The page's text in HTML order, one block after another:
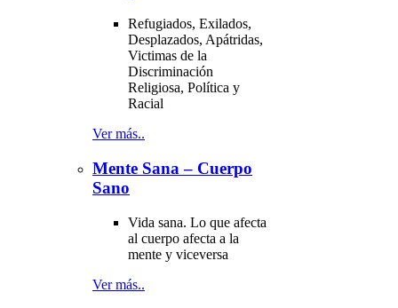
Refugiados, Exilados,
Desplazados, Apátridas,
Victimas de la
Discriminación
Religiosa, Política y
Racial
Ver más..
Mente Sana – Cuerpo
Sano
Vida sana. Lo que afecta
al cuerpo afecta a la
mente y viceversa
Ver más..